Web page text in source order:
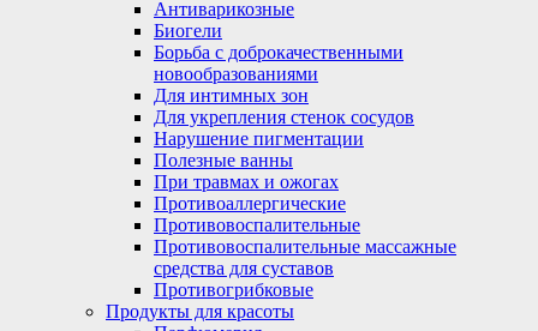
Антиварикозные
Биогели
Борьба с доброкачественными
новообразованиями
Для интимных зон
Для укрепления стенок сосудов
Нарушение пигментации
Полезные ванны
При травмах и ожогах
Противоаллергические
Противовоспалительные
Противовоспалительные массажные
средства для суставов
Противогрибковые
Продукты для красоты